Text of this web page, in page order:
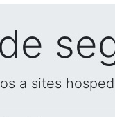
a sites